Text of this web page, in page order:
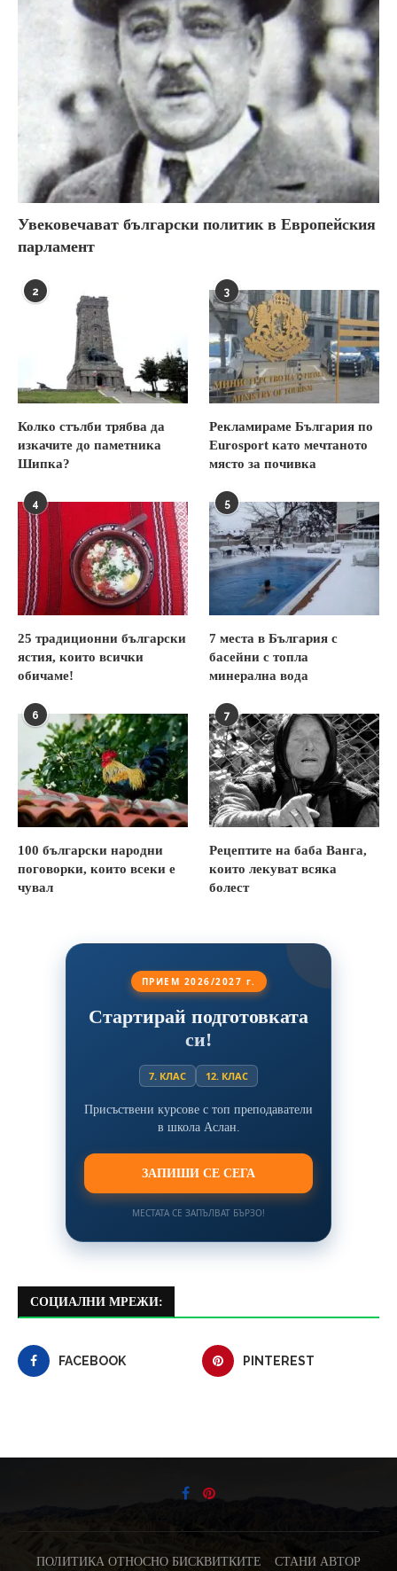
Увековечават български политик в Европейския
парламент
2
Колко стълби трябва да
изкачите до паметника
Шипка?
3
Рекламираме България по
Eurosport като мечтаното
място за почивка
4
25 традиционни български
ястия, които всички
обичаме!
5
7 места в България с
басейни с топла
минерална вода
6
100 български народни
поговорки, които всеки е
чувал
7
Рецептите на баба Ванга,
които лекуват всяка
болест
ПРИЕМ 2026/2027 г.
Стартирай подготовката
си!
7. КЛАС 12. КЛАС
Присъствени курсове с топ преподаватели
в школа Аслан.
ЗАПИШИ СЕ СЕГА
МЕСТАТА СЕ ЗАПЪЛВАТ БЪРЗО!
СОЦИАЛНИ МРЕЖИ:
FACEBOOK PINTEREST
ПОЛИТИКА ОТНОСНО БИСКВИТКИТЕ СТАНИ АВТОР